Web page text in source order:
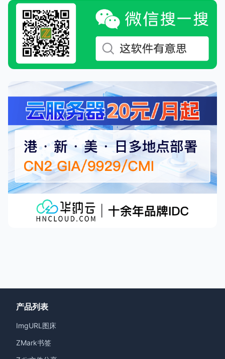
产品列表
ImgURL图床
ZMark书签